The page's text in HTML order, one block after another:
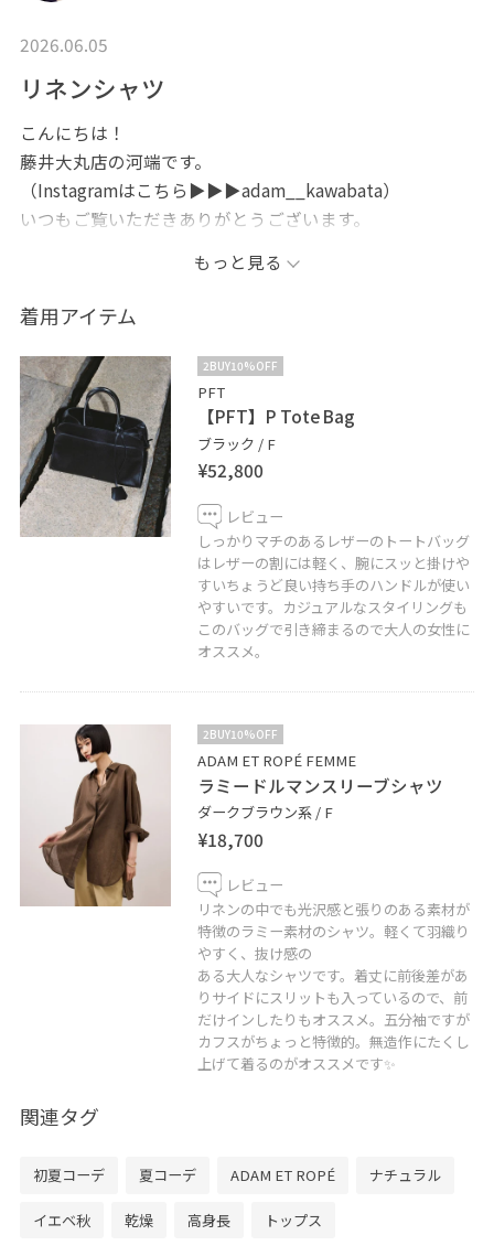
2026.06.05
リネンシャツ
こんにちは！
藤井大丸店の河端です。
（Instagramはこちら▶︎▶︎▶︎adam__kawabata）
いつもご覧いただきありがとうございます。
実はこういうシンプルな組み合わせが一番好きです。
ラミーシャツの軽さとブラウンの深みが大人っぽく、タ
ックパンツを合わせるだけでこなれた印象に。
足元はコンバースで気負わず着られるリアルなスタイリ
ングです。
●記載のないものにつきましては私物となります。
☆お知らせ☆
お気に入りのショップ、スタッフ、スタイリングを♡を
タップして保存していただけます。
《お気に入り》からすぐにご覧いただけますのでとても
便利！是非ご活用下さい！
◾️代引き通販も承っております。
是非お気軽にお問い合わせ下さいませ！
ADAM ET ROPÉ 京都
営業時間 : 11:00〜20:00
Tel 075-212-5672
もっと見る
着用アイテム
2BUY10%OFF
PFT
【PFT】P Tote Bag
ブラック / F
¥52,800
レビュー
しっかりマチのあるレザーのトートバッグ
はレザーの割には軽く、腕にスッと掛けや
すいちょうど良い持ち手のハンドルが使い
やすいです。カジュアルなスタイリングも
このバッグで引き締まるので大人の女性に
オススメ。
2BUY10%OFF
ADAM ET ROPÉ FEMME
ラミードルマンスリーブシャツ
ダークブラウン系 / F
¥18,700
レビュー
リネンの中でも光沢感と張りのある素材が
特徴のラミー素材のシャツ。軽くて羽織り
やすく、抜け感の
ある大人なシャツです。着丈に前後差があ
りサイドにスリットも入っているので、前
だけインしたりもオススメ。五分袖ですが
カフスがちょっと特徴的。無造作にたくし
上げて着るのがオススメです✨
関連タグ
初夏コーデ 夏コーデ ADAM ET ROPÉ ナチュラル
イエベ秋 乾燥 高身長 トップス